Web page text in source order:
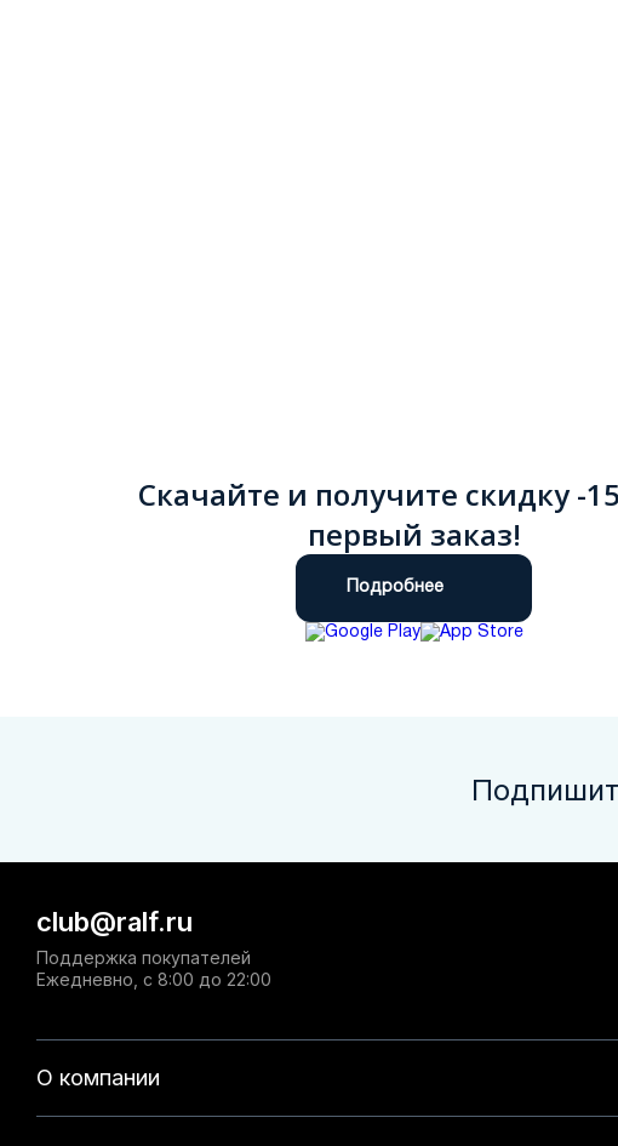
Скачайте и получите скидку -
первый заказ!
Подробнее
О компании
club@ralf.ru
Поддержка покупателей
Ежедневно, с 8:00 до 22:00